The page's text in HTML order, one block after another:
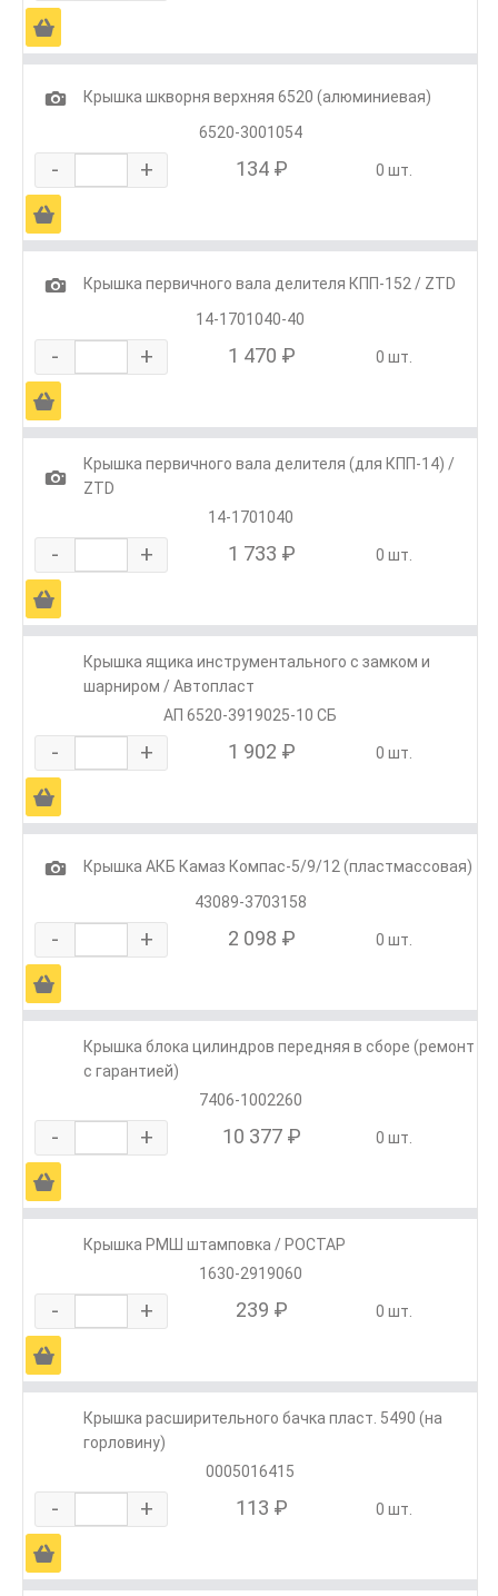
Ä
1
Крышка шкворня верхняя 6520 (алюминиевая)
6520-3001054
- + 134 ₽ 0 шт.
Ä
1
Крышка первичного вала делителя КПП-152 / ZTD
14-1701040-40
- + 1 470 ₽ 0 шт.
Ä
1
Крышка первичного вала делителя (для КПП-14) /
ZTD
14-1701040
- + 1 733 ₽ 0 шт.
Ä
Крышка ящика инструментального с замком и
шарниром / Автопласт
АП 6520-3919025-10 СБ
- + 1 902 ₽ 0 шт.
Ä
1
Крышка АКБ Камаз Компас-5/9/12 (пластмассовая)
43089-3703158
- + 2 098 ₽ 0 шт.
Ä
Крышка блока цилиндров передняя в сборе (ремонт
с гарантией)
7406-1002260
- + 10 377 ₽ 0 шт.
Ä
Крышка РМШ штамповка / РОСТАР
1630-2919060
- + 239 ₽ 0 шт.
Ä
Крышка расширительного бачка пласт. 5490 (на
горловину)
0005016415
- + 113 ₽ 0 шт.
Ä